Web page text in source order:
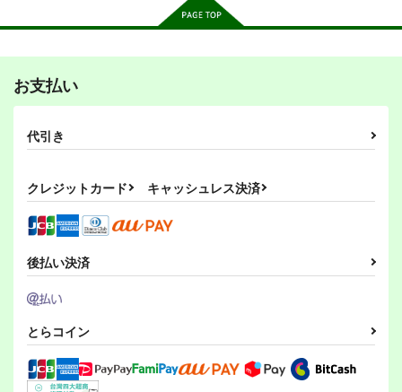
お支払い
代引き
クレジットカード キャッシュレス決済
後払い決済
とらコイン